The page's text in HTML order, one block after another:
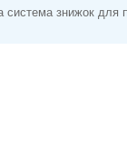
знижок для